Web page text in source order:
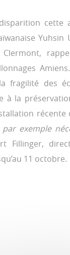
cette
fragilité des
la
récente
par exemple
Fillinger,
11 octobre.